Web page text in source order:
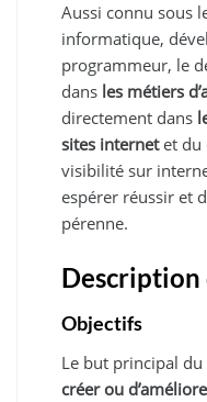
Aussi connu sous
informatique,
programmeur, le
dans les métiers
directement dans
sites internetet du
visibilité sur
espérer réussir et
pérenne.
Objectifs
Le but principal
créer ou